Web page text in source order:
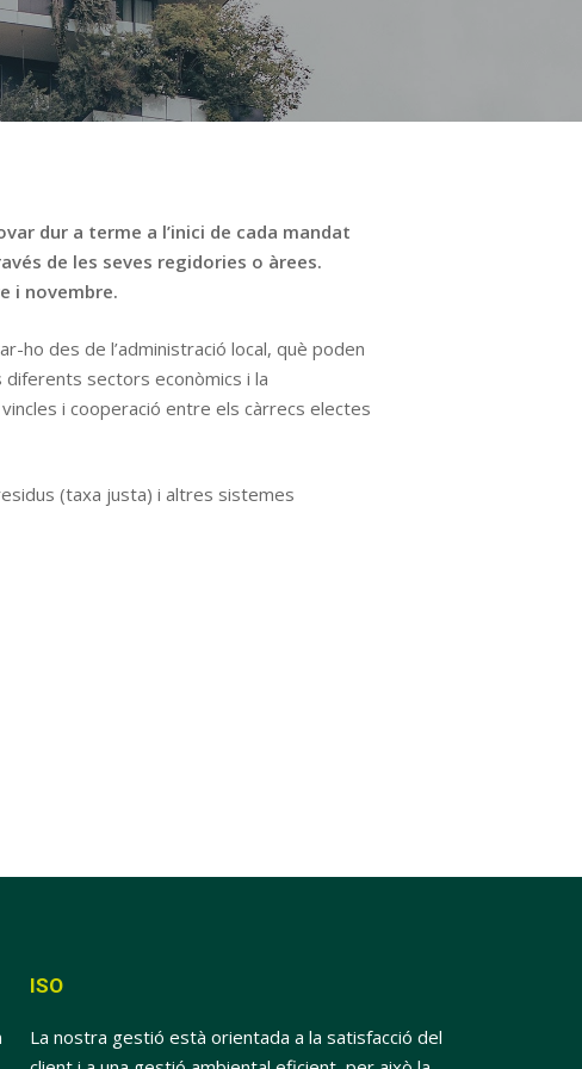
dur a terme a l’inici de cada mandat
de les seves regidories o àrees.
i novembre.
ho des de l’administració local, què poden
diferents sectors econòmics i la
i cooperació entre els càrrecs electes
(taxa justa) i altres sistemes
ISO
La nostra gestió està orientada a la satisfacció del